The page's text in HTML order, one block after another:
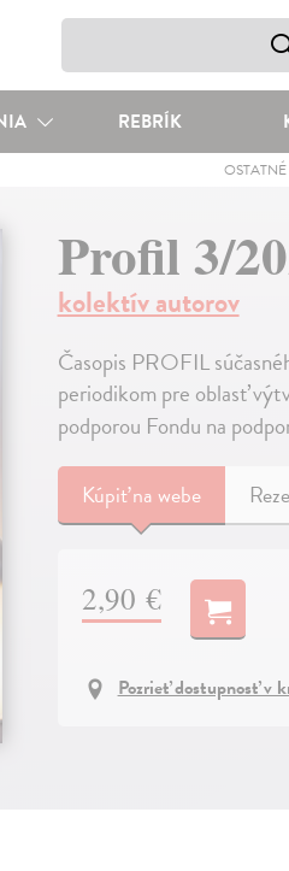
REBRÍK
OSTATNÉ
Profil 3/
kolektív autorov
Časopis PROFIL
periodikom pre oblasť
podporou Fondu na
Kúpiťna webe
2,90 €
Pozrieť dostupnosť v